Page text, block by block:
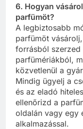
6. Hogyan
parfümöt?
A legbiztosabb
parfümöt
forrásból szerzed
parfümériákból,
közvetlenül a
Mindig ügyelj a
és az eladó
ellenőrizd a
oldalán vagy egy
alkalmazással.